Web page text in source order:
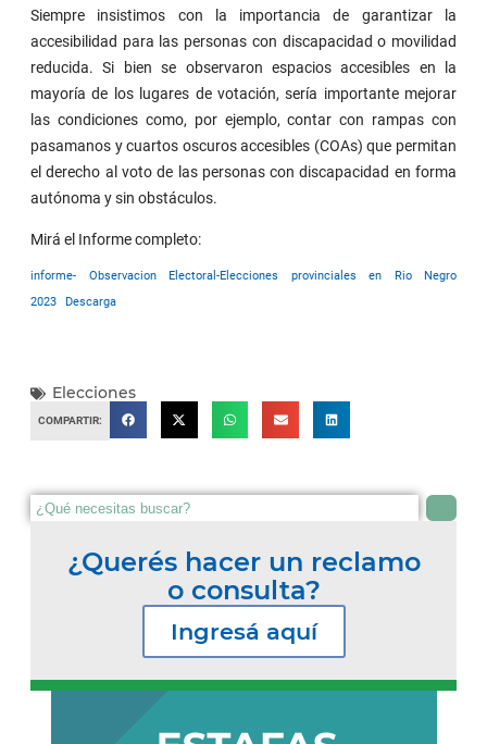
Siempre insistimos con la importancia de garantizar la
accesibilidad para las personas con discapacidad o movilidad
reducida. Si bien se observaron espacios accesibles en la
mayoría de los lugares de votación, sería importante mejorar
las condiciones como, por ejemplo, contar con rampas con
pasamanos y cuartos oscuros accesibles (COAs) que permitan
el derecho al voto de las personas con discapacidad en forma
autónoma y sin obstáculos.
Mirá el Informe completo:
informe- Observacion Electoral-Elecciones provinciales en Rio Negro
2023
Descarga
Elecciones
COMPARTIR:
¿Querés hacer un reclamo
o consulta?
Ingresá aquí